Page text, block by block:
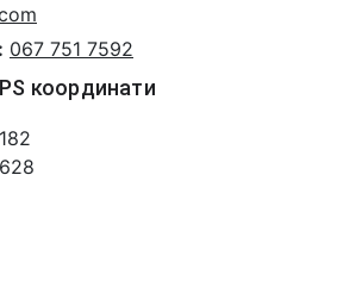
067 751 7592
координати